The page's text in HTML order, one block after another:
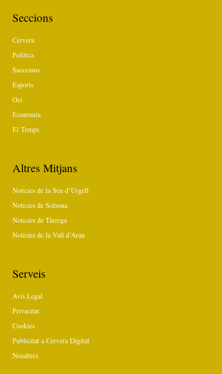
Seccions
Cervera
Política
Successos
Esports
Oci
Economia
El Temps
Altres Mitjans
Notícies de la Seu d’Urgell
Notícies de Solsona
Notícies de Tàrrega
Notícies de la Vall d’Aran
Serveis
Avís Legal
Privacitat
Cookies
Publicitat a Cervera Digital
Nosaltres